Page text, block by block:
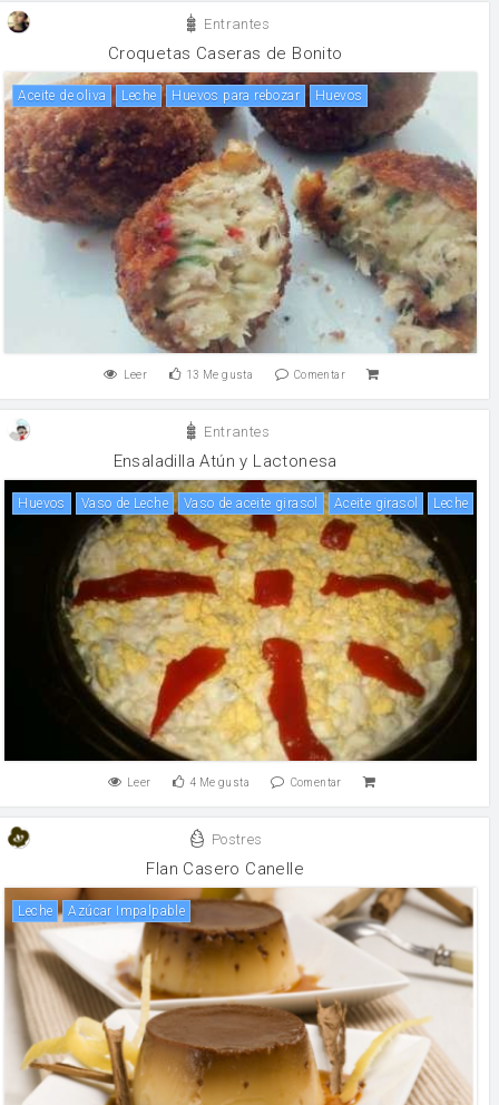
Entrantes
Croquetas Caseras de Bonito
aceite de oliva leche Huevos para rebozar huevos
Leer 13 Me gusta Comentar
Entrantes
Ensaladilla Atún y Lactonesa
huevos Vaso de Leche Vaso de aceite girasol Aceite girasol leche
Leer 4 Me gusta Comentar
Postres
Flan Casero Canelle
leche Azúcar Impalpable